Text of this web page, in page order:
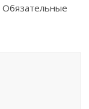
Обязательные